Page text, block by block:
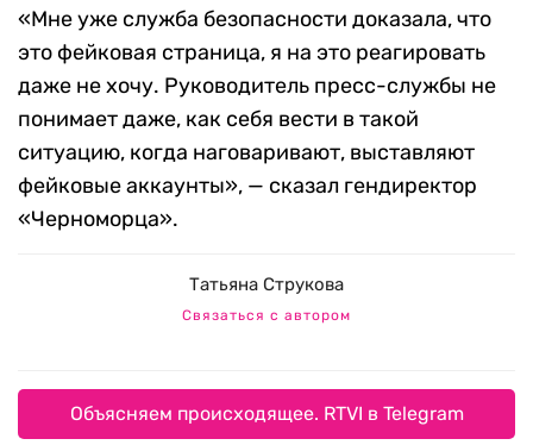
«Мне уже служба безопасности доказала, что
это фейковая страница, я на это реагировать
даже не хочу. Руководитель пресс-службы не
понимает даже, как себя вести в такой
ситуацию, когда наговаривают, выставляют
фейковые аккаунты», — сказал гендиректор
«Черноморца».
Татьяна Струкова
Связаться с автором
Объясняем происходящее. RTVI в Telegram